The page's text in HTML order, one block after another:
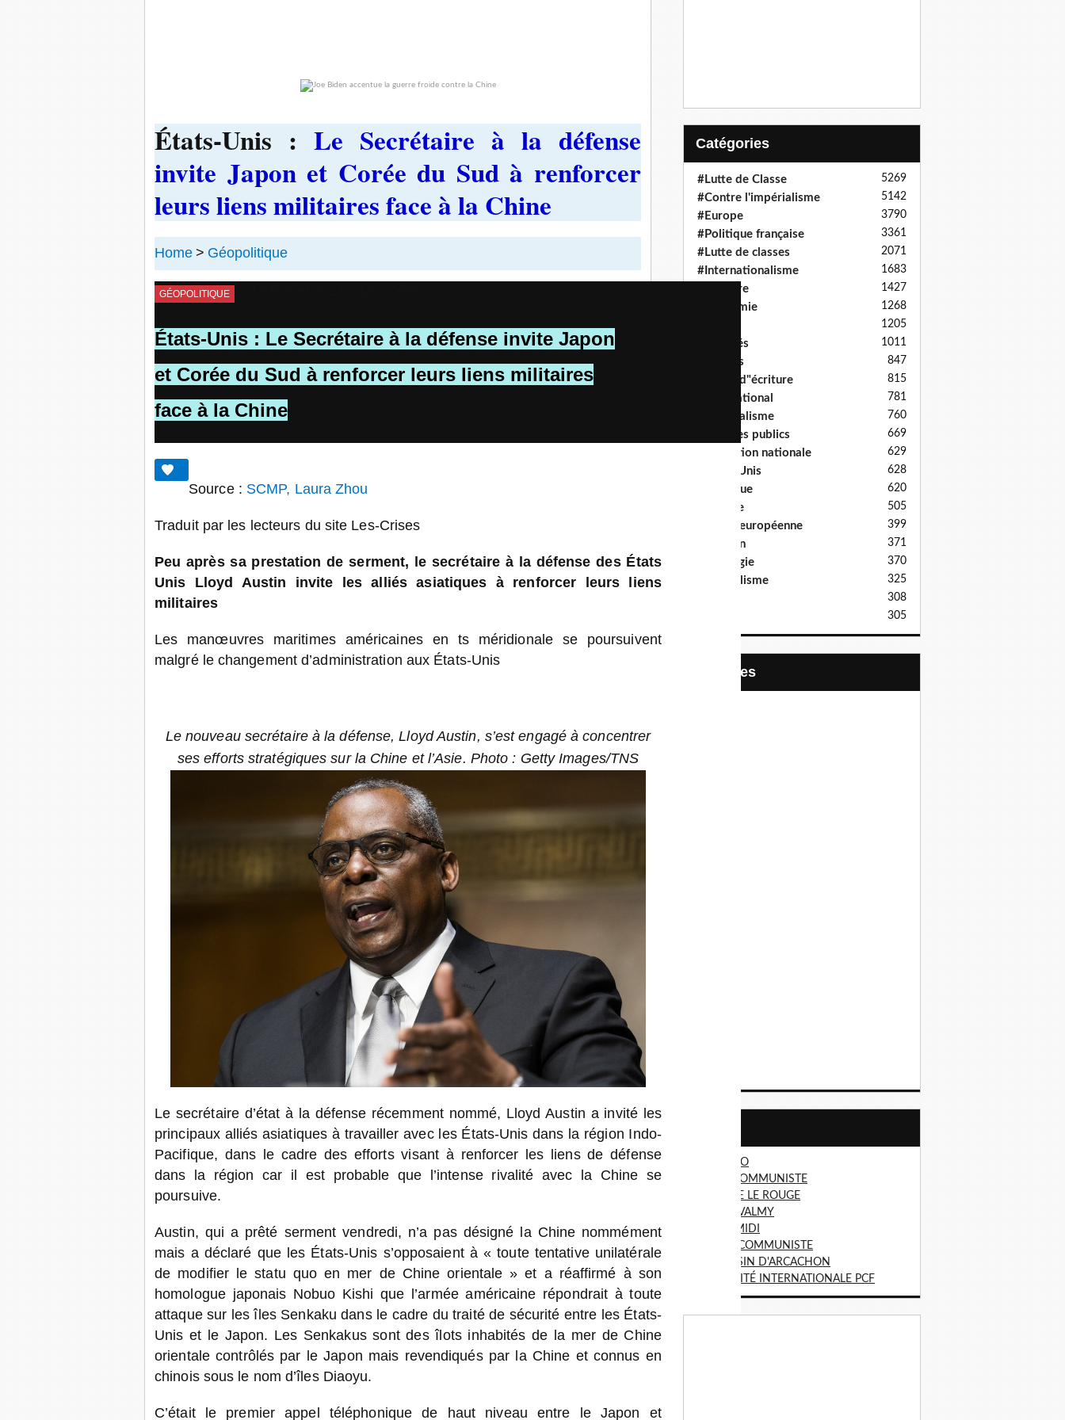
États-Unis : Le Secrétaire à la défense
invite Japon et Corée du Sud à renforcer
leurs liens militaires face à la Chine
Home > Géopolitique
GÉOPOLITIQUE
États-Unis : Le Secrétaire à la défense invite Japon
et Corée du Sud à renforcer leurs liens militaires
face à la Chine
Source : SCMP, Laura Zhou
Traduit par les lecteurs du site Les-Crises
Peu après sa prestation de serment, le secrétaire à la défense des États
Unis Lloyd Austin invite les alliés asiatiques à renforcer leurs liens
militaires
Les manœuvres maritimes américaines en ts méridionale se poursuivent
malgré le changement d’administration aux États-Unis
Le nouveau secrétaire à la défense, Lloyd Austin, s’est engagé à concentrer
ses efforts stratégiques sur la Chine et l’Asie. Photo : Getty Images/TNS
Le secrétaire d’état à la défense récemment nommé, Lloyd Austin a invité les
principaux alliés asiatiques à travailler avec les États-Unis dans la région Indo-
Pacifique, dans le cadre des efforts visant à renforcer les liens de défense
dans la région car il est probable que l’intense rivalité avec la Chine se
poursuive.
Austin, qui a prêté serment vendredi, n’a pas désigné la Chine nommément
mais a déclaré que les États-Unis s’opposaient à « toute tentative unilatérale
de modifier le statu quo en mer de Chine orientale » et a réaffirmé à son
homologue japonais Nobuo Kishi que l’armée américaine répondrait à toute
attaque sur les îles Senkaku dans le cadre du traité de sécurité entre les États-
Unis et le Japon. Les Senkakus sont des îlots inhabités de la mer de Chine
orientale contrôlés par le Japon mais revendiqués par la Chine et connus en
chinois sous le nom d’îles Diaoyu.
C’était le premier appel téléphonique de haut niveau entre le Japon et
Catégories
#Lutte de Classe 5269
#Contre l'impérialisme 5142
#Europe 3790
#Politique française 3361
#Lutte de classes 2071
#Internationalisme 1683
#Histoire 1427
#Economie 1268
1205
#Libertés 1011
#Médias 847
#Pages d"écriture 815
#international 781
#Impérialisme 760
#Services publics 669
#Education nationale 629
#Etats-Unis 628
#Politique 620
#Culture 505
#Union européenne 399
#Macron 371
#Idéologie 370
#Capitalisme 325
308
305
Archives
EL DIABLO
RÉVEIL COMMUNISTE
CANAILLE LE ROUGE
COMITÉ VALMY
ROUGE MIDI
ACTION COMMUNISTE
PCF BASSIN D'ARCACHON
SOLIDARITÉ INTERNATIONALE PCF